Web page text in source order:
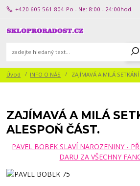
+420 605 561 804 Po - Ne: 8:00 - 24:00hod.
Úvod INFO O NÁS ZAJÍMAVÁ A MILÁ SETKÁNÍ
ZAJÍMAVÁ A MILÁ
ALESPOŇ ČÁST.
PAVEL BOBEK SLAVÍ NAROZENINY -
DARU ZA VŠECHNY